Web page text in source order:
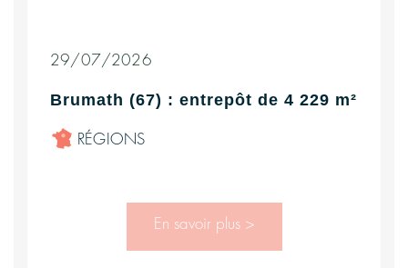
29/07/2026
Brumath (67) : entrepôt de 4 229 m²
RÉGIONS
En savoir plus >